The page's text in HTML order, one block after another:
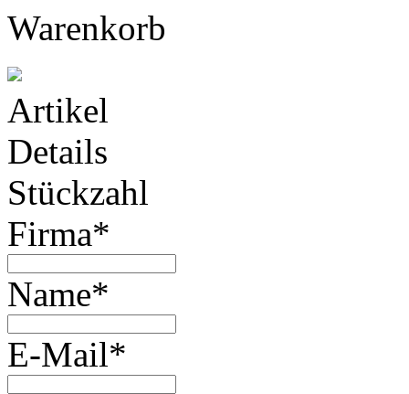
Warenkorb
Artikel
Details
Stückzahl
Firma*
Name*
E-Mail*